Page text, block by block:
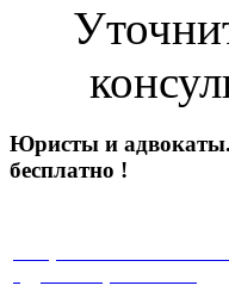
Юристы и
бесплатно !